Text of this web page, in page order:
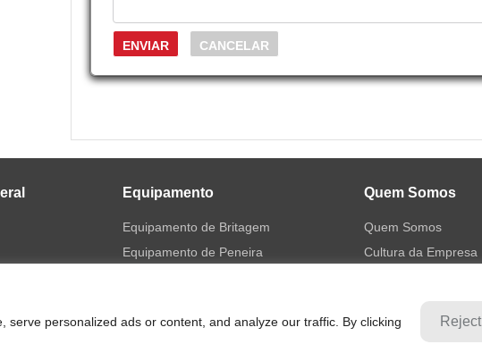
Equipamento
Equipamento de Britagem
Equipamento de Peneira
Equipamento de Flotação
Quem Somos
Quem Somos
Cultura da Empresa
serve personalized ads or content, and analyze our traffic. By clicking
Reject